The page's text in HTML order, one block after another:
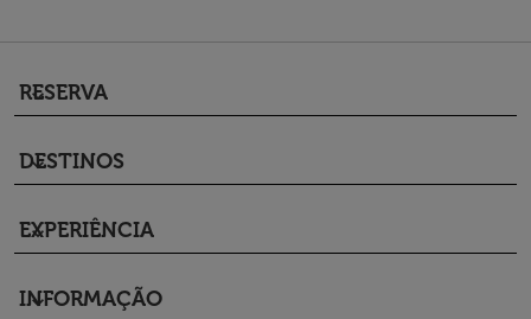
RESERVA
keyboard_arrow_down
DESTINOS
keyboard_arrow_down
EXPERIÊNCIA
keyboard_arrow_down
INFORMAÇÃO
keyboard_arrow_down